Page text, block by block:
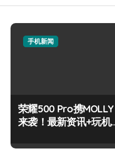
手机新闻
荣耀500 Pro携MOLLY
来袭！最新资讯+玩机